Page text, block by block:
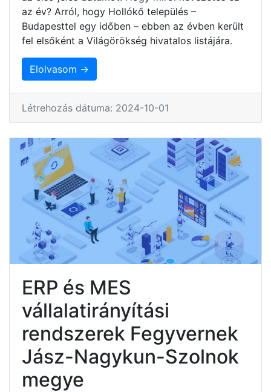
az év? Arról, hogy Hollókő település –
Budapesttel egy időben – ebben az évben került
fel elsőként a Világörökség hivatalos listájára.
Elolvasom →
Létrehozás dátuma: 2024-10-01
ERP és MES
vállalatirányítási
rendszerek Fegyvernek
Jász-Nagykun-Szolnok
megye